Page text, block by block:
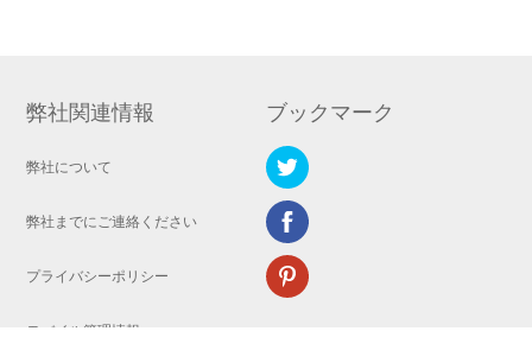
弊社関連情報
弊社について
弊社までにご連絡ください
プライバシーポリシー
モバイル管理情報
ブックマーク